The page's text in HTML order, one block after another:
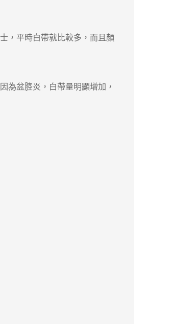
，平時白帶就比較多，而且顏
盆腔炎，白帶量明顯增加，